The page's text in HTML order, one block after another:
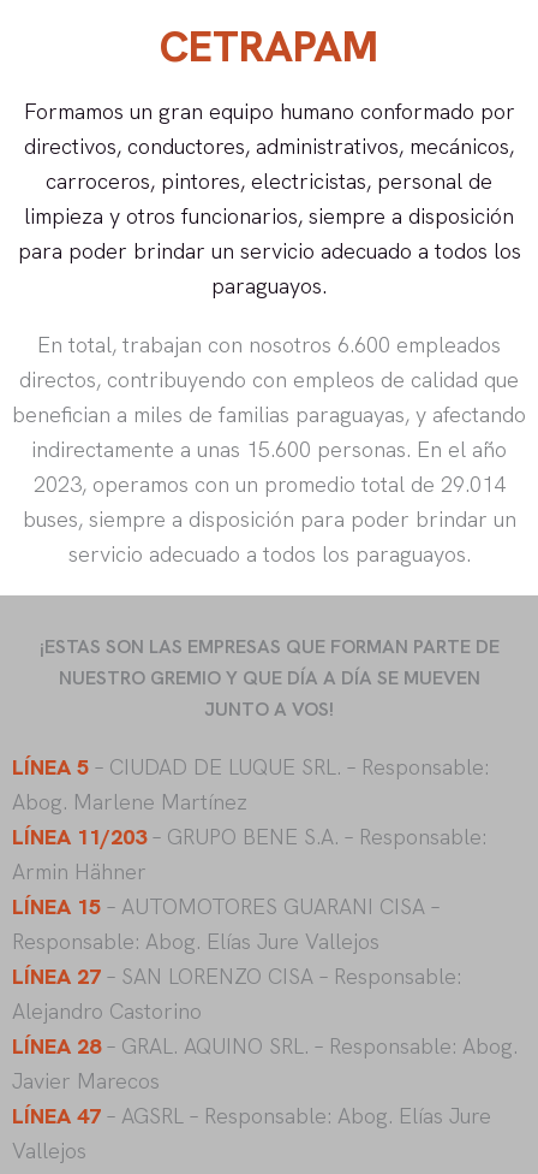
CETRAPAM
Formamos un gran equipo humano conformado por
directivos, conductores, administrativos, mecánicos,
carroceros, pintores, electricistas, personal de
limpieza y otros funcionarios, siempre a disposición
para poder brindar un servicio adecuado a todos los
paraguayos.
En total, trabajan con nosotros 6.600 empleados
directos, contribuyendo con empleos de calidad que
benefician a miles de familias paraguayas, y afectando
indirectamente a unas 15.600 personas. En el año
2023, operamos con un promedio total de 29.014
buses, siempre a disposición para poder brindar un
servicio adecuado a todos los paraguayos.
¡ESTAS SON LAS EMPRESAS QUE FORMAN PARTE DE
NUESTRO GREMIO Y QUE DÍA A DÍA SE MUEVEN
JUNTO A VOS!
LÍNEA 5 – CIUDAD DE LUQUE SRL. – Responsable:
Abog. Marlene Martínez
LÍNEA 11/203– GRUPO BENE S.A. – Responsable:
Armin Hähner
LÍNEA 15 – AUTOMOTORES GUARANI CISA –
Responsable: Abog. Elías Jure Vallejos
LÍNEA 27 – SAN LORENZO CISA – Responsable:
Alejandro Castorino
LÍNEA 28– GRAL. AQUINO SRL. – Responsable: Abog.
Javier Marecos
LÍNEA 47 – AGSRL – Responsable: Abog. Elías Jure
Vallejos